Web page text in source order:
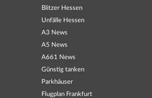
Blitzer Hessen
Unfälle Hessen
A3 News
A5 News
A661 News
Günstig tanken
Parkhäuser
Flugplan Frankfurt